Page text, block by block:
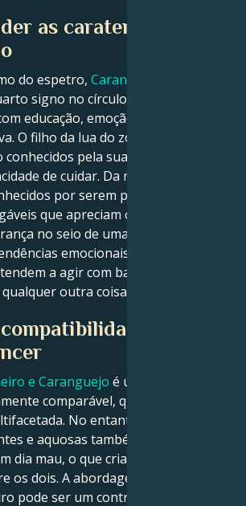
as caraterísticas de
do espetro, Caranguejo
signo no círculo astrológico –
educação, emoção e a sua
O filho da lua do zodíaco, os
pela sua natureza
de cuidar. Da mesma forma,
por serem pessoas
que apreciam o conforto do
no seio de uma família. Para
emocionais, os cancroianos
a agir com base na intuição
outra coisa.
entre
e Caranguejo é uma dupla
comparável, que pode criar
No entanto, as suas
e aquosas também podem
dia mau, o que cria medo ou
os dois. A abordagem impetuosa e
pode ser um contraponto à alma